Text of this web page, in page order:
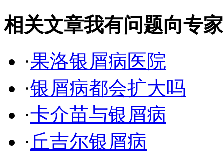
相关文章我有问题向专
·果洛银屑病医院
·银屑病都会扩大吗
·卡介苗与银屑病
· 丘吉尔银屑病